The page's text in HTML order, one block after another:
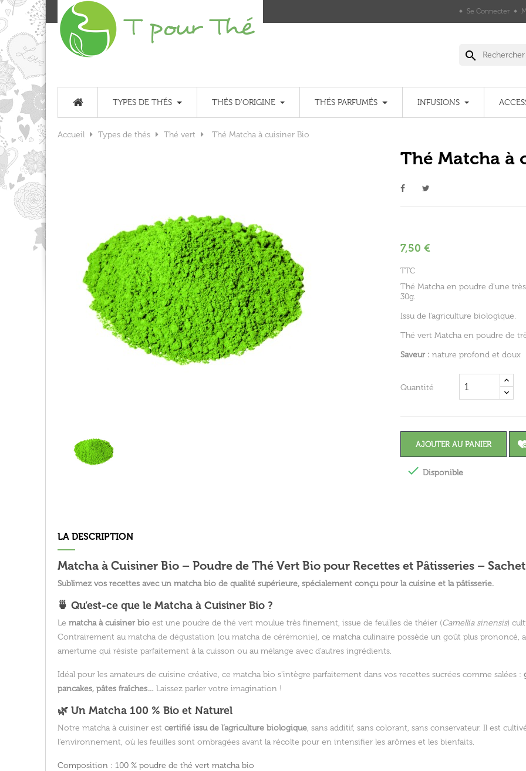
Se Connecter
search
TYPES DE THÉS THÉS D'ORIGINE THÉS PARFUMÉS INFUSIONS
Accueil Types de thés Thé vert Thé Matcha à cuisiner Bio
Thé Matcha à
7,50 €
TTC
Thé Matcha en poudre d'une
30g.
Issu de l'agriculture biologique.
Thé vert Matcha en poudre de
Saveur : nature profond et doux
Quantité
AJOUTER AU PANIER
 Disponible
LA DESCRIPTION
Matcha à Cuisiner Bio – Poudre de Thé Vert Bio pour Recettes et Pâtisseries –
Sublimez vos recettes avec un matcha bio de qualité supérieure, spécialement conçu pour la cuisine et la pâtisserie.
🍵 Qu’est-ce que le Matcha à Cuisiner Bio ?
Le matcha à cuisiner bio est une poudre de thé vert moulue très finement, issue de feuilles de théier (Camellia sinensis)
Contrairement au matcha de dégustation (ou matcha de cérémonie), ce matcha culinaire possède un goût plus prononcé,
amertume qui résiste parfaitement à la cuisson ou au mélange avec d’autres ingrédients.
Idéal pour les amateurs de cuisine créative, ce matcha bio s'intègre parfaitement dans vos recettes sucrées comme salées :
pancakes, pâtes fraîches… Laissez parler votre imagination !
🌿 Un Matcha 100 % Bio et Naturel
Notre matcha à cuisiner est certifié issu de l’agriculture biologique, sans additif, sans colorant, sans conservateur. Il est
l’environnement, où les feuilles sont ombragées avant la récolte pour en intensifier les arômes et les bienfaits.
Composition : 100 % poudre de thé vert matcha bio